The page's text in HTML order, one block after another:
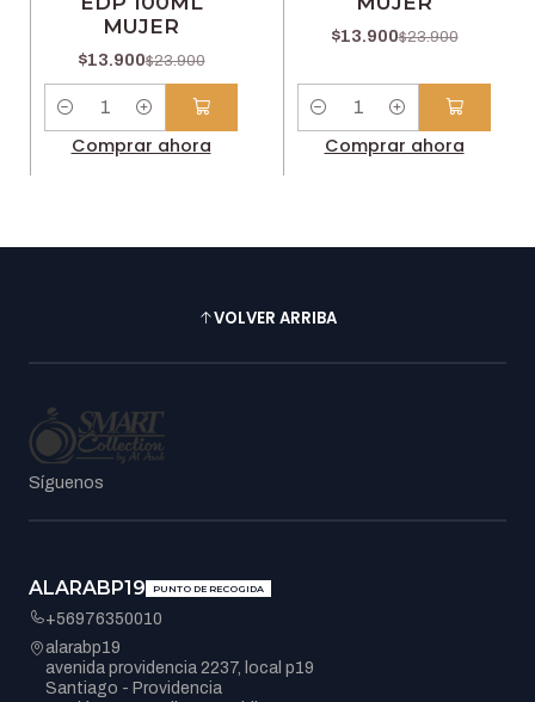
MUJER
$13.900$23.900
Cantidad
Comprar ahora
$13.900$23.900
Cantidad
Comprar ahora
VOLVER ARRIBA
Síguenos
ALARABP19 PUNTO DE RECOGIDA
+56976350010
alarabp19
avenida providencia 2237, local p19
Santiago - Providencia